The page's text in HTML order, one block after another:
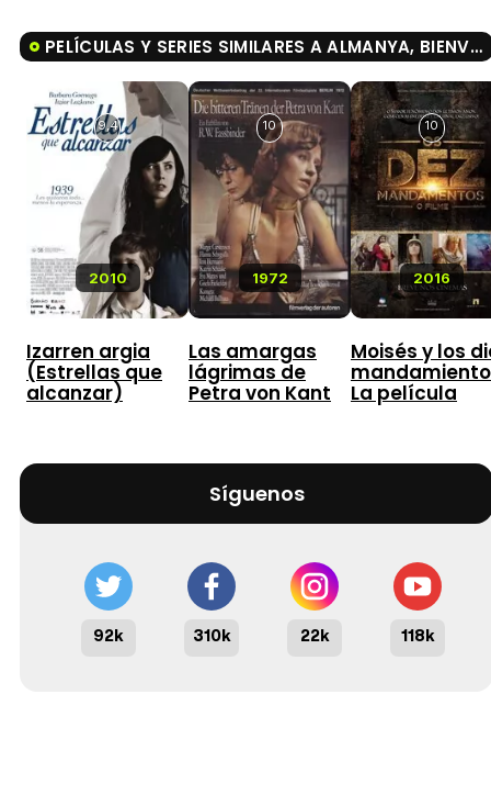
PELÍCULAS Y SERIES SIMILARES A ALMANYA, BIENVENIDO A ALEMANIA
2010
9,4
Izarren argia
(Estrellas que
alcanzar)
1972
10
Las amargas
lágrimas de
Petra von Kant
2016
10
Moisés y los
La película
Síguenos
92k 310k 22k 118k